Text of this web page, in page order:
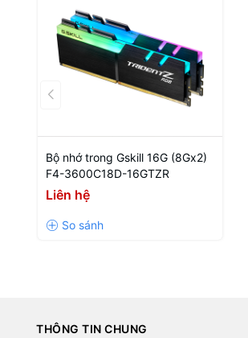
Bộ nhớ trong Gskill 16G (8Gx2)
F4-3600C18D-16GTZR
Liên hệ
THÔNG TIN CHUNG